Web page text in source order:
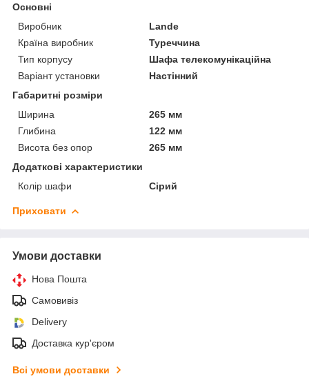
Основні
Виробник
Lande
Країна виробник
Туреччина
Тип корпусу
Шафа телекомунікаційна
Варіант установки
Настінний
Габаритні розміри
Ширина
265 мм
Глибина
122 мм
Висота без опор
265 мм
Додаткові характеристики
Колір шафи
Сірий
Приховати
Умови доставки
Нова Пошта
Самовивіз
Delivery
Доставка кур'єром
Всі умови доставки